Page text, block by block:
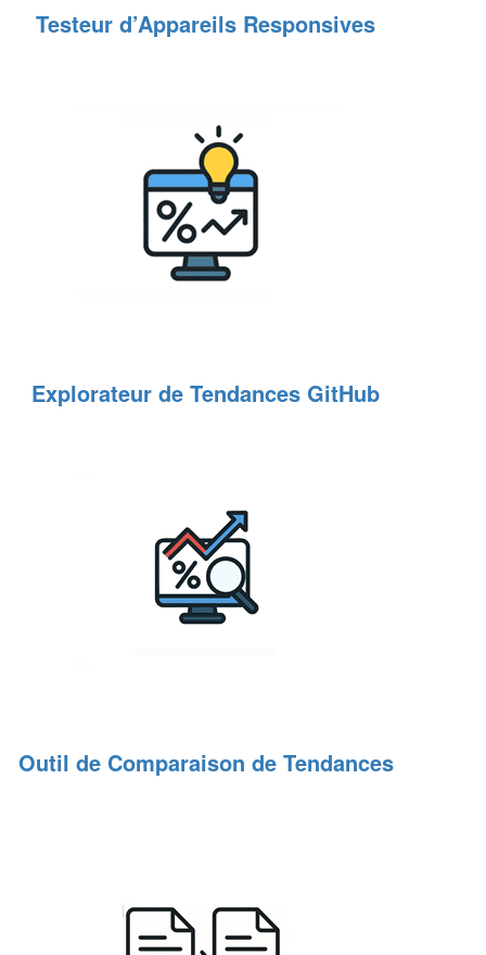
Testeur d’Appareils Responsives
Explorateur de Tendances GitHub
Outil de Comparaison de Tendances